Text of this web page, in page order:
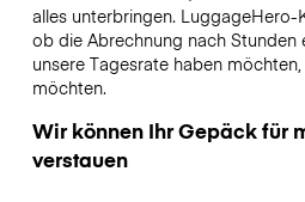
alles unterbringen. LuggageHero-
ob die Abrechnung nach
unsere Tagesrate haben
möchten.
Wir können Ihr Gepäck für
verstauen